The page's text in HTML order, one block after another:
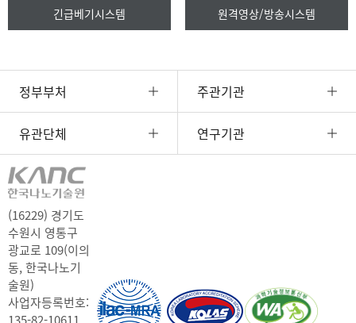
긴급베기시스템 원격영상/방송시스템
정부부처 주관기관
유관단체 연구기관
(16229) 경기도
수원시 영통구
광교로 109(이의
동, 한국나노기
술원)
사업자등록번호: